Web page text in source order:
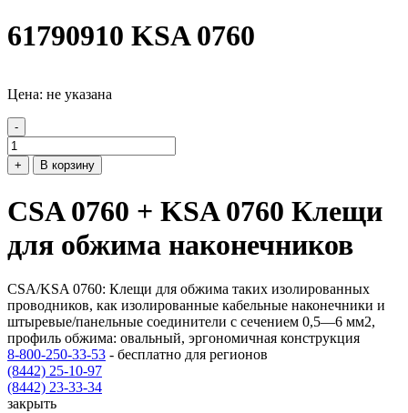
61790910 KSA 0760
Цена: не указана
-
+ В корзину
CSA 0760 + KSA 0760 Клещи
для обжима наконечников
CSA/KSA 0760: Клещи для обжима таких изолированных
проводников, как изолированные кабельные наконечники и
штыревые/панельные соединители с сечением 0,5—6 мм2,
профиль обжима: овальный, эргономичная конструкция
8-800-250-33-53 - бесплатно для регионов
(8442) 25-10-97
(8442) 23-33-34
закрыть